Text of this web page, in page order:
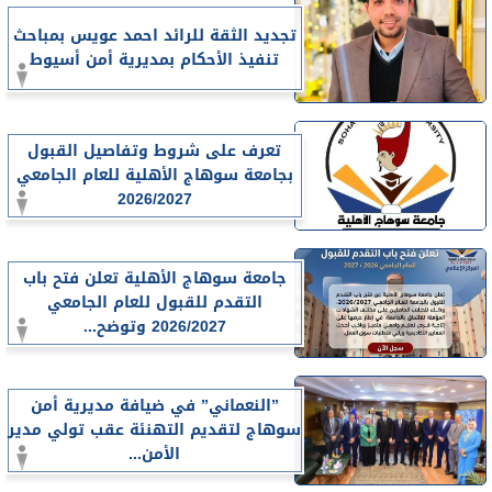
تجديد الثقة للرائد احمد عويس بمباحث
تنفيذ الأحكام بمديرية أمن أسيوط
تعرف على شروط وتفاصيل القبول
بجامعة سوهاج الأهلية للعام الجامعي
2026/2027
جامعة سوهاج الأهلية تعلن فتح باب
التقدم للقبول للعام الجامعي
2026/2027 وتوضح...
”النعماني” في ضيافة مديرية أمن
سوهاج لتقديم التهنئة عقب تولي مدير
الأمن...